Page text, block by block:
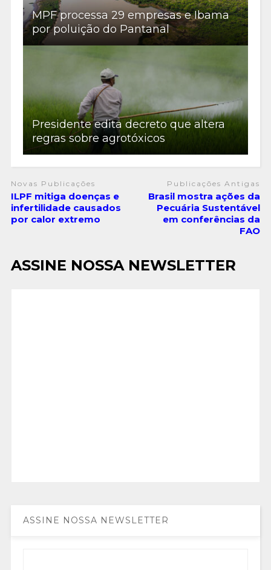
MPF processa 29 empresas e Ibama
por poluição do Pantanal
Presidente edita decreto que altera
regras sobre agrotóxicos
Novas Publicações
ILPF mitiga doenças e
infertilidade causados
por calor extremo
Publicações Antigas
Brasil mostra ações da
Pecuária Sustentável
em conferências da
FAO
ASSINE NOSSA NEWSLETTER
ASSINE NOSSA NEWSLETTER